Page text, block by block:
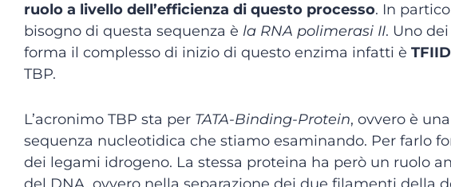
ruolo a livello dell’efficienza di questo processo. In
bisogno di questa sequenza è la RNA polimerasi II. Uno
forma il complesso di inizio di questo enzima infatti è TFIID
TBP.
L’acronimo TBP sta per TATA-Binding-Protein, ovvero è
sequenza nucleotidica che stiamo esaminando. Per farlo
dei legami idrogeno. La stessa proteina ha però un ruolo